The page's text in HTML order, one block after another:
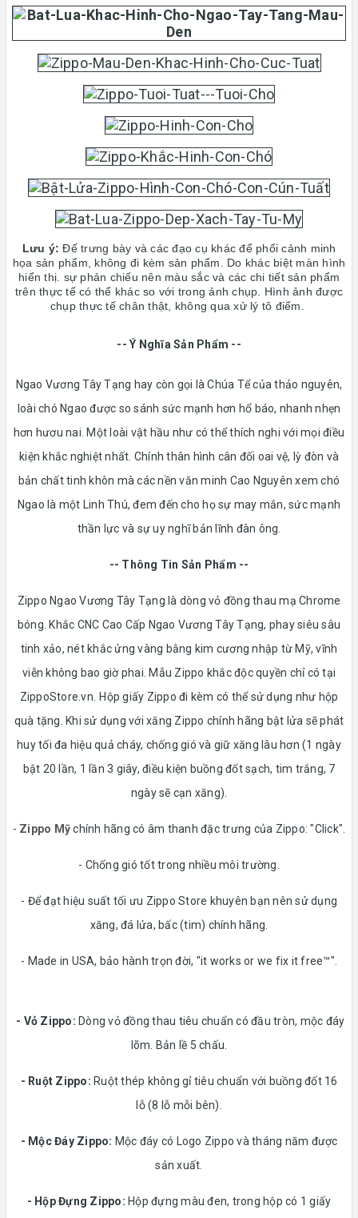
Lưu ý:Đế trưng bày và các đạo cụ khác để phối cảnh minh
họa sản phẩm, không đi kèm sản phẩm. Do khác biệt màn hình
hiển thị. sự phản chiếu nên màu sắc và các chi tiết sản phẩm
trên thực tế có thể khác so với trong ảnh chụp. Hình ảnh được
chụp thực tế chân thật, không qua xử lý tô điểm.
-- Ý Nghĩa Sản Phẩm --
Ngao Vương Tây Tạng hay còn gọi là Chúa Tể của thảo nguyên,
loài chó Ngao được so sánh sức mạnh hơn hổ báo, nhanh nhẹn
hơn hươu nai. Một loài vật hầu như có thể thích nghi với mọi điều
kiện khắc nghiệt nhất. Chính thân hình cân đối oai vệ, lỳ đòn và
bản chất tinh khôn mà các nền văn minh Cao Nguyên xem chó
Ngao là một Linh Thú, đem đến cho họ sự may mắn, sức mạnh
thần lực và sự uy nghĩ bản lĩnh đàn ông.
-- Thông Tin Sản Phẩm --
Zippo Ngao Vương Tây Tạng là dòng vỏ đồng thau mạ Chrome
bóng. Khắc CNC Cao Cấp Ngao Vương Tây Tạng, phay siêu sâu
tinh xảo, nét khắc ửng vàng bằng kim cương nhập từ Mỹ, vĩnh
viễn không bao giờ phai. Mẫu Zippo khắc độc quyền chỉ có tại
ZippoStore.vn.
Hộp giấy Zippo đi kèm có thể sử dụng như hộp
quà tặng. Khi sử dụng với xăng Zippo chính hãng bật lửa sẽ phát
huy tối đa hiệu quả cháy, chống gió và giữ xăng lâu hơn (1 ngày
bật 20 lần, 1 lần 3 giây, điều kiện buồng đốt sạch, tim trắng, 7
ngày sẽ cạn xăng).
- Zippo Mỹchính hãng có âm thanh đặc trưng của Zippo: "Click".
- Chống gió tốt trong nhiều môi trường.
- Để đạt hiệu suất tối ưu Zippo Store khuyên bạn nên sử dụng
xăng, đá lửa, bấc (tim) chính hãng.
- Made in USA, bảo hành trọn đời, "it works or we fix it free™".
- Vỏ Zippo: Dòng vỏ đồng thau tiêu chuẩn có đầu tròn, mộc đáy
lõm. Bản lề 5 chấu.
- Ruột Zippo: Ruột thép không gỉ tiêu chuẩn với buồng đốt 16
lỗ (8 lỗ mỗi bên).
- Mộc Đáy Zippo: Mộc đáy có Logo Zippo và tháng năm được
sản xuất.
- Hộp Đựng Zippo: Hộp đựng màu đen, trong hộp có 1 giấy